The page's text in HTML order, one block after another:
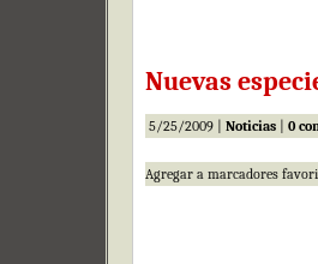
Nuevas
5/25/2009 | Noticias 0
Agregar a marcadores